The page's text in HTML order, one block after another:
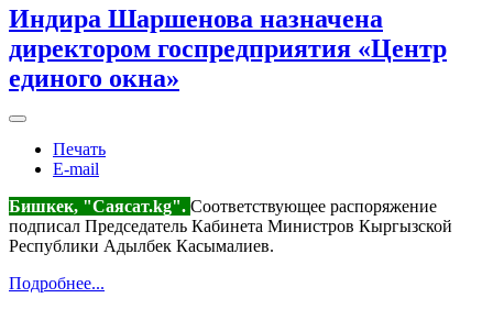
Индира Шаршенова назначена
директором госпредприятия «Центр
единого окна»
Печать
E-mail
Бишкек, "Саясат.kg". Соответствующее распоряжение
подписал Председатель Кабинета Министров Кыргызской
Республики Адылбек Касымалиев.
Подробнее...